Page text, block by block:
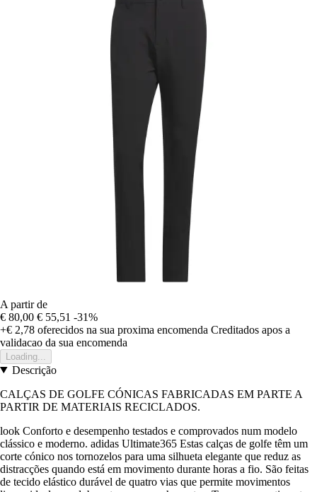
A partir de
€ 80,00 € 55,51 -31%
+€ 2,78 oferecidos na sua proxima encomenda Creditados apos a
validacao da sua encomenda
Loading...
Descrição
CALÇAS DE GOLFE CÓNICAS FABRICADAS EM PARTE A
PARTIR DE MATERIAIS RECICLADOS.
look Conforto e desempenho testados e comprovados num modelo
clássico e moderno. adidas Ultimate365 Estas calças de golfe têm um
corte cónico nos tornozelos para uma silhueta elegante que reduz as
distracções quando está em movimento durante horas a fio. São feitas
de tecido elástico durável de quatro vias que permite movimentos